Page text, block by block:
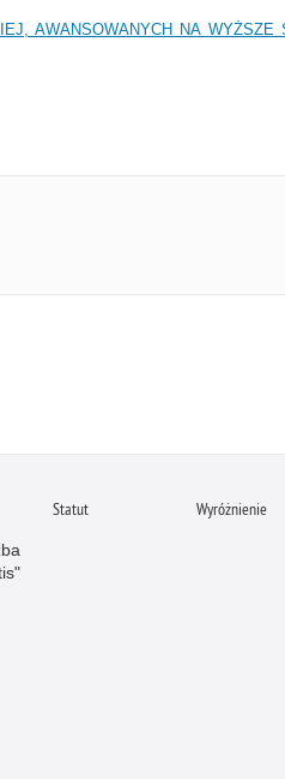
AWANSOWANYCH NA WYŻSZE
Statut Wyróżnienie